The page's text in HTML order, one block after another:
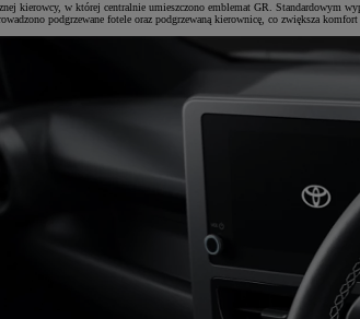
kierowcy, w której centralnie umieszczono emblemat GR. Standardowym
podgrzewane fotele oraz podgrzewaną kierownicę, co zwiększa